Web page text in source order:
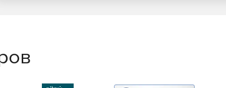
Гантта экран разделяется на две части: сетку и